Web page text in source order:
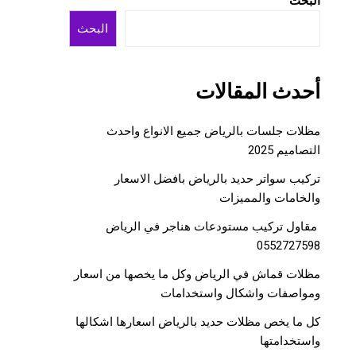
البحث
أحدث المقالات
مظلات جلسات بالرياض جميع الانواع واحدث
التصاميم 2025
تركيب سواتر حديد بالرياض بافضل الاسعار
والخامات والمميزات
مقاول تركيب مستودعات هناجر في الرياض
0552727598
مظلات قماش في الرياض وكل ما يخصها من اسعار
ومواصفات واشكال واستخدامات
كل ما يخص مظلات حديد بالرياض اسعارها اشكالها
واستخدامتها